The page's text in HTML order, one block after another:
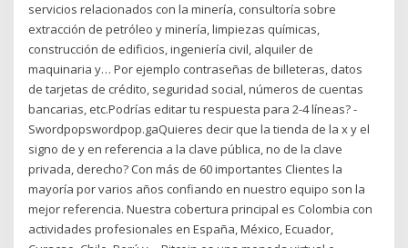
servicios relacionados con la minería, consultoría sobre
extracción de petróleo y minería, limpiezas químicas,
construcción de edificios, ingeniería civil, alquiler de
maquinaria y… Por ejemplo contraseñas de billeteras, datos
de tarjetas de crédito, seguridad social, números de cuentas
bancarias, etc.Podrías editar tu respuesta para 2-4 líneas? -
Swordpopswordpop.gaQuieres decir que la tienda de la x y el
signo de y en referencia a la clave pública, no de la clave
privada, derecho? Con más de 60 importantes Clientes la
mayoría por varios años confiando en nuestro equipo son la
mejor referencia. Nuestra cobertura principal es Colombia con
actividades profesionales en España, México, Ecuador,